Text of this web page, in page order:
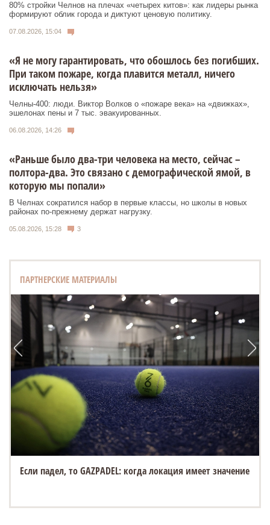
80% стройки Челнов на плечах «четырех китов»: как лидеры рынка
формируют облик города и диктуют ценовую политику.
07.08.2026, 15:04
«Я не могу гарантировать, что обошлось без погибших.
При таком пожаре, когда плавится металл, ничего
исключать нельзя»
Челны-400: люди. Виктор Волков о «пожаре века» на «движках»,
эшелонах пены и 7 тыс. эвакуированных.
06.08.2026, 14:26
«Раньше было два-три человека на место, сейчас –
полтора-два. Это связано с демографической ямой, в
которую мы попали»
В Челнах сократился набор в первые классы, но школы в новых
районах по-прежнему держат нагрузку.
05.08.2026, 15:28 3
ПАРТНЕРСКИЕ МАТЕРИАЛЫ
Если падел, то GAZPADEL: когда локация имеет значение